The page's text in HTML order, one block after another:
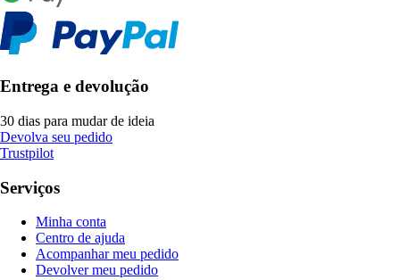
Entrega e devolução
30 dias para mudar de ideia
Devolva seu pedido
Trustpilot
Serviços
Minha conta
Centro de ajuda
Acompanhar meu pedido
Devolver meu pedido